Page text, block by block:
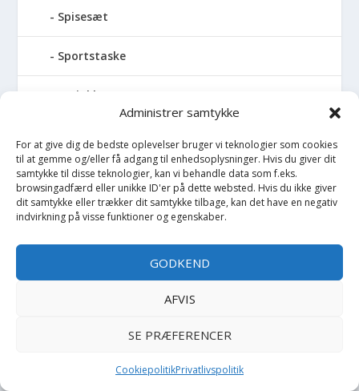
Administrer samtykke
For at give dig de bedste oplevelser bruger vi teknologier som cookies
til at gemme og/eller få adgang til enhedsoplysninger. Hvis du giver dit
samtykke til disse teknologier, kan vi behandle data som f.eks.
browsingadfærd eller unikke ID'er på dette websted. Hvis du ikke giver
dit samtykke eller trækker dit samtykke tilbage, kan det have en negativ
indvirkning på visse funktioner og egenskaber.
GODKEND
AFVIS
SE PRÆFERENCER
CookiepolitikPrivatlivspolitik
Spisesæt
Sportstaske
Sprinkler
Stofble
Stofbog
Strømpebukser